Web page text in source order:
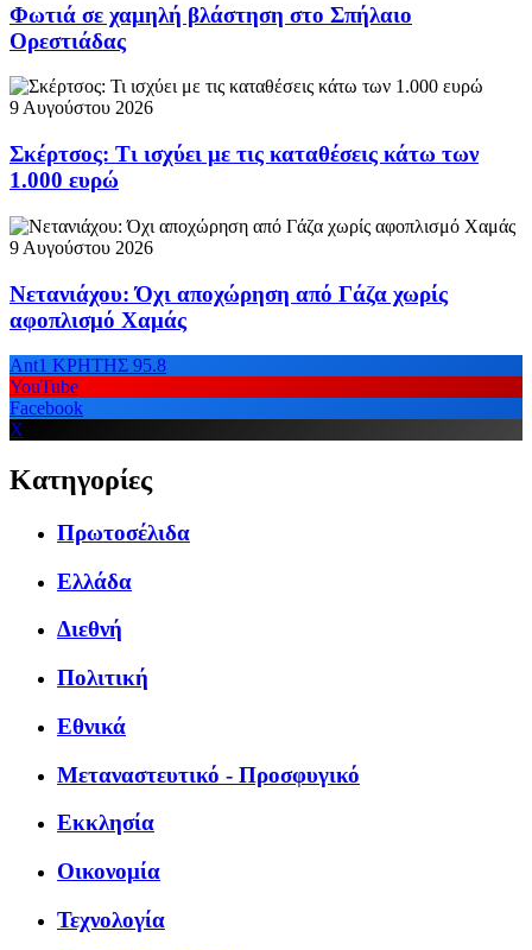
Φωτιά σε χαμηλή βλάστηση στο Σπήλαιο
Ορεστιάδας
9 Αυγούστου 2026
Σκέρτσος: Τι ισχύει με τις καταθέσεις κάτω των
1.000 ευρώ
9 Αυγούστου 2026
Νετανιάχου: Όχι αποχώρηση από Γάζα χωρίς
αφοπλισμό Χαμάς
Ant1 ΚΡΗΤΗΣ 95.8
YouTube
Facebook
X
Κατηγορίες
Πρωτοσέλιδα
Ελλάδα
Διεθνή
Πολιτική
Εθνικά
Μεταναστευτικό - Προσφυγικό
Εκκλησία
Οικονομία
Τεχνολογία